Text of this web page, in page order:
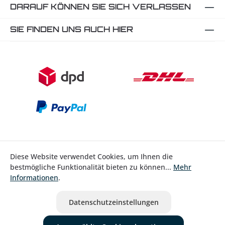
DARAUF KÖNNEN SIE SICH VERLASSEN
SIE FINDEN UNS AUCH HIER
Bestellung widerrufen
ausgenommen Nicht EU-Länder
Diese Website verwendet Cookies, um Ihnen die
bestmögliche Funktionalität bieten zu können... Mehr
Informationen.
Datenschutzeinstellungen